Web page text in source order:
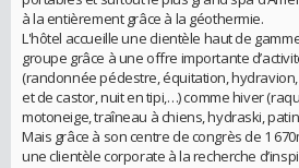
à la entièrement grâce à la géothermie.
L'hôtel accueille une clientèle haut de
groupe grâce à une offre importante
(randonnée pédestre, équitation,
et de castor, nuit en tipi,…) comme hiver
motoneige, traîneau à chiens, hydraski, patin
Mais grâce à son centre de congrès de 1
une clientèle corporate à la recherche